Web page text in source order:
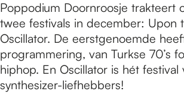
a
a
s
2
0
1
D
o
o
r
n
r
Poppodium Doornroosje trakteert
twee festivals in december: Upon
Oscillator. De eerstgenoemde
programmering, van Turkse 70’s
hiphop. En Oscillator is hét festival
synthesizer-liefhebbers!